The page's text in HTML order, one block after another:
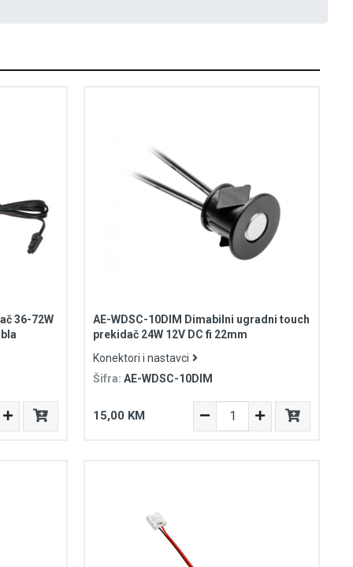
36-72W
AE-WDSC-10DIM Dimabilni ugradni touch
prekidač 24W 12V DC fi 22mm
Konektori i nastavci
Šifra: AE-WDSC-10DIM
15,00 KM